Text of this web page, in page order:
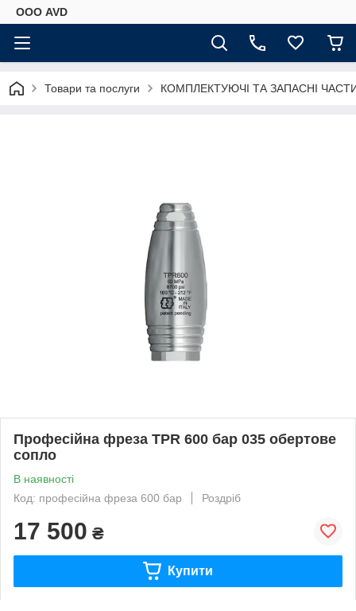
ООО AVD
Товари та послуги КОМПЛЕКТУЮЧІ ТА ЗАПАСНІ
Професійна фреза TPR 600 бар 035 обертове
сопло
В наявності
Код: професійна фреза 600 бар
Роздріб
17 500 ₴
Купити